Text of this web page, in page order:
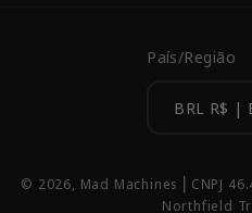
País/Região
BRL
© 2026, Mad Machines
⎢CNPJ
Northfield